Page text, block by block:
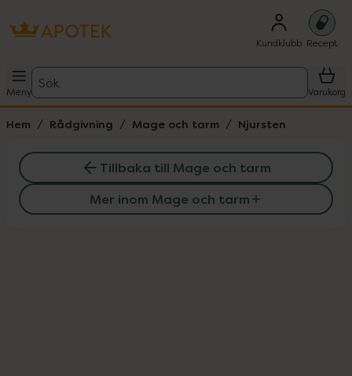
Kundklubb Recept
Meny
Sök
Varukorg
Hem Rådgivning Mage och tarm Njursten
Tillbaka till Mage och tarm
Mer inom Mage och tarm